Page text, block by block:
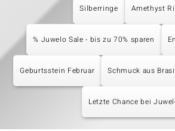
Silberringe Amethyst
% Juwelo Sale - bis zu 70% sparen
Geburtsstein Februar Schmuck aus
Letzte Chance bei